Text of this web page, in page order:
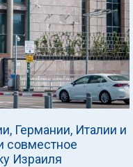
Германии, Италии и
совместное
Израиля